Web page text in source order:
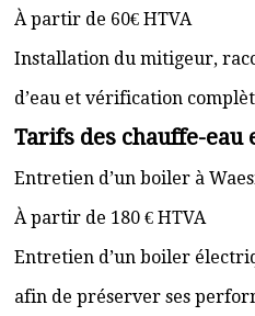
À partir de 60€ HTVA
Installation du mitigeur,
d’eau et vérification
Tarifs des chauffe-eau
Entretien d’un boiler à
À partir de 180 € HTVA
Entretien d’un boiler
afin de préserver ses